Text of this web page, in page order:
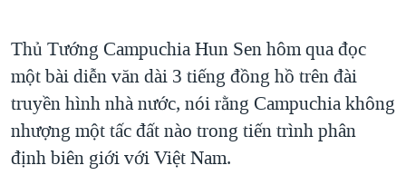
THỂ THAO
GIÁO DỤC
CHI PHÍ CHIẾN TRANH AFGHANISTAN
CÁC GIÁ TRỊ CỘNG HÒA Ở VIỆT NAM
THƯỢNG ĐỈNH TRUMP-KIM TẠI VIỆT NAM
TRỊNH VĨNH BÌNH VS. CHÍNH PHỦ VIỆT NAM
Thủ Tướng Campuchia Hun Sen hôm qua đọc
một bài diễn văn dài 3 tiếng đồng hồ trên đài
truyền hình nhà nước, nói rằng Campuchia không
nhượng một tấc đất nào trong tiến trình phân
định biên giới với Việt Nam.